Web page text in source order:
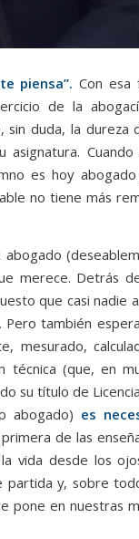
piensa”. Con esa
de la
sin duda, la dureza
Cuando
es hoy
no tiene más
merece. Detrás
que casi nadie
Pero también
mesurado,
técnica (que, en
su título de
abogado) es
de las
vida desde los
partida y, sobre
pone en nuestras